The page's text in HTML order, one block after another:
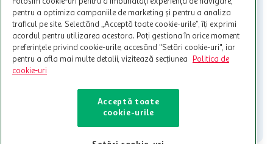
nu raspunde pentru imposibilitatea utilizarii Cardului in perioada in
care aceste este suspendat sau in perioada in care sunt efectuate
intretineri sau reparatii tehnice la sistemul de utilizarea al Cardului.
Contacteaza-ne!
021-9141 contact@auchan.ro
Contact
pentru a optimiza campaniile de marketing și pentru a analiza
traficul pe site. Selectând „Acceptă toate cookie-urile”, îți exprimi
acordul pentru utilizarea acestora. Poți gestiona în orice moment
preferințele privind cookie-urile, accesând "Setări cookie-uri", iar
pentru a afla mai multe detalii, vizitează secțiunea
Politica de
cookie-uri
Acceptă toate
cookie-urile